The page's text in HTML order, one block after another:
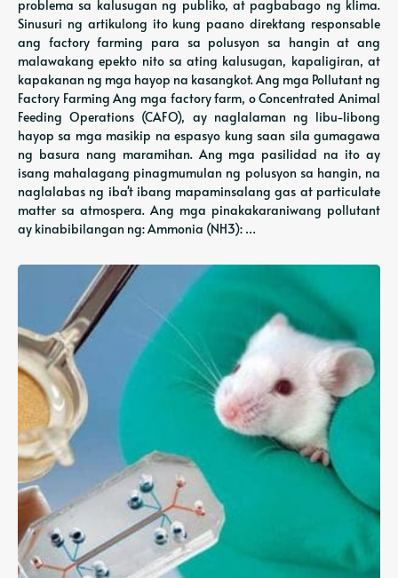
problema sa kalusugan ng publiko, at pagbabago ng klima.
Sinusuri ng artikulong ito kung paano direktang responsable
ang factory farming para sa polusyon sa hangin at ang
malawakang epekto nito sa ating kalusugan, kapaligiran, at
kapakanan ng mga hayop na kasangkot. Ang mga Pollutant ng
Factory Farming Ang mga factory farm, o Concentrated Animal
Feeding Operations (CAFO), ay naglalaman ng libu-libong
hayop sa mga masikip na espasyo kung saan sila gumagawa
ng basura nang maramihan. Ang mga pasilidad na ito ay
isang mahalagang pinagmumulan ng polusyon sa hangin, na
naglalabas ng iba't ibang mapaminsalang gas at particulate
matter sa atmospera. Ang mga pinakakaraniwang pollutant
ay kinabibilangan ng: Ammonia (NH3): …